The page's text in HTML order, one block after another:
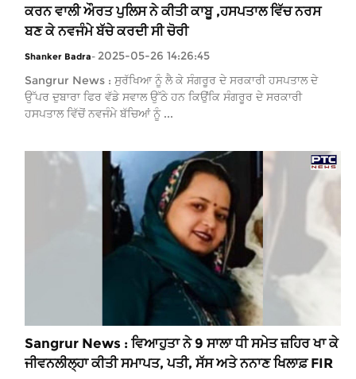
ਕਰਨ ਵਾਲੀ ਔਰਤ ਪੁਲਿਸ ਨੇ ਕੀਤੀ ਕਾਬੂ ,ਹਸਪਤਾਲ ਵਿੱਚ ਨਰਸ
ਬਣ ਕੇ ਨਵਜੰਮੇ ਬੱਚੇ ਕਰਦੀ ਸੀ ਚੋਰੀ
Shanker Badra- 2025-05-26 14:26:45
Sangrur News : ਸੁਰੱਖਿਆ ਨੂੰ ਲੈ ਕੇ ਸੰਗਰੂਰ ਦੇ ਸਰਕਾਰੀ ਹਸਪਤਾਲ ਦੇ
ਉੱਪਰ ਦੁਬਾਰਾ ਫਿਰ ਵੱਡੇ ਸਵਾਲ ਉੱਠੇ ਹਨ ਕਿਉਂਕਿ ਸੰਗਰੂਰ ਦੇ ਸਰਕਾਰੀ
ਹਸਪਤਾਲ ਵਿੱਚੋਂ ਨਵਜੰਮੇ ਬੱਚਿਆਂ ਨੂੰ ...
Sangrur News : ਵਿਆਹੁਤਾ ਨੇ 9 ਸਾਲਾ ਧੀ ਸਮੇਤ ਜ਼ਹਿਰ ਖਾ ਕੇ
ਜੀਵਨਲੀਲ੍ਹਾ ਕੀਤੀ ਸਮਾਪਤ, ਪਤੀ, ਸੱਸ ਅਤੇ ਨਨਾਣ ਖਿਲਾਫ਼ FIR